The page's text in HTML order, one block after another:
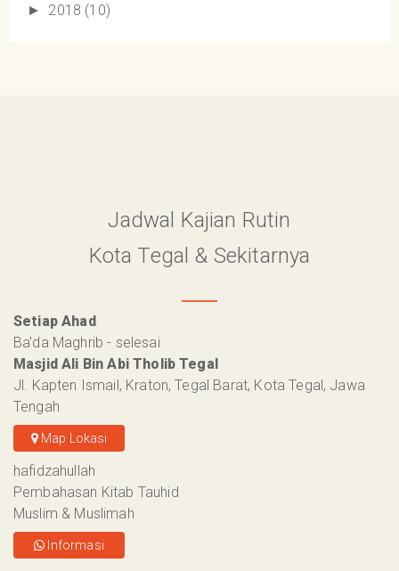
► 2018 (10)
Jadwal Kajian Rutin
Kota Tegal & Sekitarnya
Setiap Ahad
Ba'da Maghrib - selesai
Masjid Ali Bin Abi Tholib Tegal
Jl. Kapten Ismail, Kraton, Tegal Barat, Kota Tegal, Jawa
Tengah
Map Lokasi
hafidzahullah
Pembahasan Kitab Tauhid
Muslim & Muslimah
Informasi